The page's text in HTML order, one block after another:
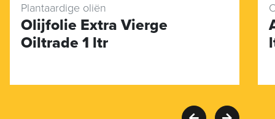
Plantaardige oliën
Olijfolie Extra Vierge
Oiltrade 1 ltr